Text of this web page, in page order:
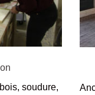
soudure,